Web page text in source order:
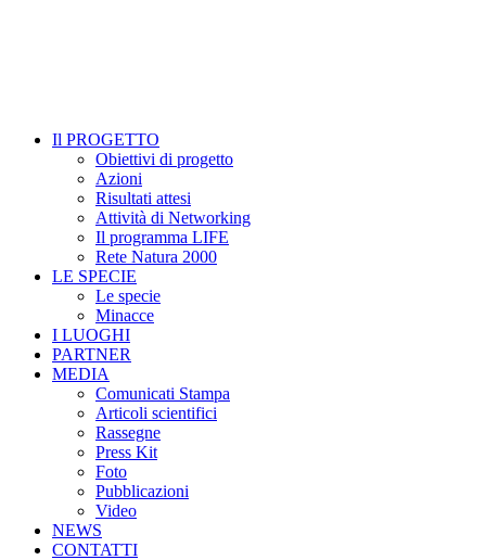
Il PROGETTO
Obiettivi di progetto
Azioni
Risultati attesi
Attività di Networking
Il programma LIFE
Rete Natura 2000
LE SPECIE
Le specie
Minacce
I LUOGHI
PARTNER
MEDIA
Comunicati Stampa
Articoli scientifici
Rassegne
Press Kit
Foto
Pubblicazioni
Video
NEWS
CONTATTI